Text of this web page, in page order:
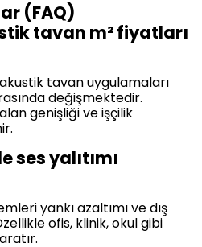
(FAQ)
tavan m² fiyatları
akustik tavan uygulamaları
değişmektedir.
genişliği ve işçilik
ses yalıtımı
yankı azaltımı ve dış
ofis, klinik, okul gibi